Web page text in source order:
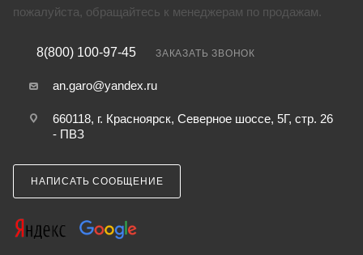
пожалуйста, обращайтесь к менеджерам по продажам.
8(800) 100-97-45 ЗАКАЗАТЬ ЗВОНОК
an.garo@yandex.ru
660118, г. Красноярск, Северное шоссе, 5Г, стр. 26
- ПВЗ
НАПИСАТЬ СООБЩЕНИЕ